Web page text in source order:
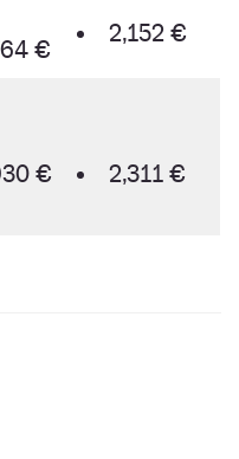
€
2,152 €
€ 2,311 €